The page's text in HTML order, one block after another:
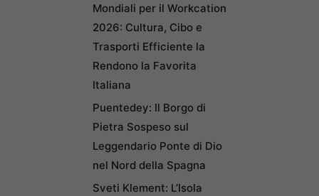
Mondiali per il Workcation
2026: Cultura, Cibo e
Trasporti Efficiente la
Rendono la Favorita
Italiana
Puentedey: Il Borgo di
Pietra Sospeso sul
Leggendario Ponte di Dio
nel Nord della Spagna
Sveti Klement: L’Isola